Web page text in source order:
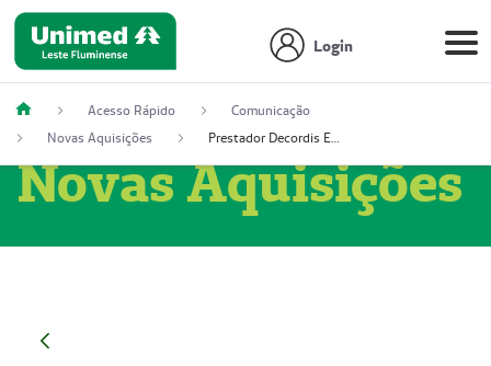
Login
Acesso Rápido
Comunicação
Novas Aquisições
Prestador Decordis Exames Cardiológicos LTDA (51004347-4)
Novas Aquisições